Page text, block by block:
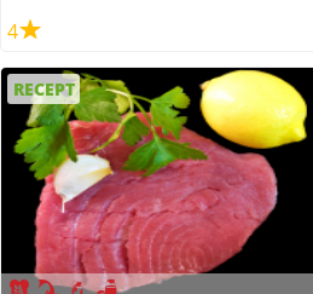
4
RECEPT